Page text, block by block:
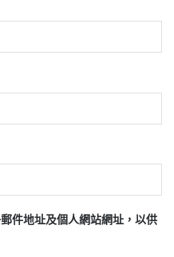
件地址及個人網站網址，以供